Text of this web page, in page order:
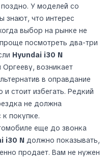
У моделей со
что интерес
выбор на рынке не
посмотреть два-три
Hyundai i30 N
возникает
в оправдание
стоит избегать. Редкий
не должна
покупке.
еще до звонка
i30 N должно показывать,
продает. Вам не нужен